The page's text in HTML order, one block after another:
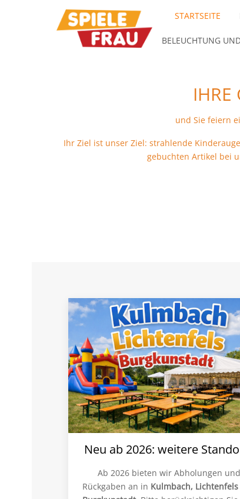
STARTSEITE
BELEUCHTUNG
IHRE
und Sie feiern
Ihr Ziel ist unser Ziel: strahlende
gebuchten Artikel bei
Neu ab 2026: weitere
Ab 2026 bieten wir Abholungen und
Rückgaben an in Kulmbach,